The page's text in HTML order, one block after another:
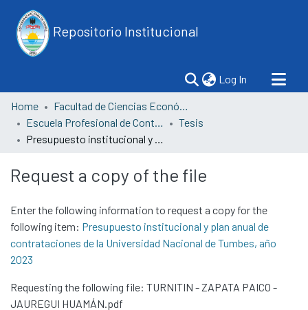
Repositorio Institucional
Log In (current)
Home
Facultad de Ciencias Económicas
Escuela Profesional de Contabilidad
Tesis
Presupuesto institucional y plan anual de contrataciones de la Universidad Nacional de Tumbes, año 2023
Request a copy of the file
Enter the following information to request a copy for the
following item: Presupuesto institucional y plan anual de
contrataciones de la Universidad Nacional de Tumbes, año
2023
Requesting the following file: TURNITIN - ZAPATA PAICO -
JAUREGUI HUAMÁN.pdf